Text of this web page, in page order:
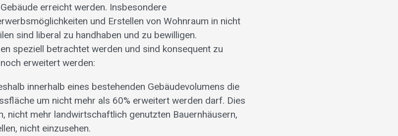
erreicht werden. Insbesondere
und Erstellen von Wohnraum in nicht
sind liberal zu handhaben und zu bewilligen.
speziell betrachtet werden und sind konsequent zu
erweitert werden:
innerhalb eines bestehenden Gebäudevolumens die
um nicht mehr als 60% erweitert werden darf. Dies
nicht mehr landwirtschaftlich genutzten Bauernhäusern,
nicht einzusehen.